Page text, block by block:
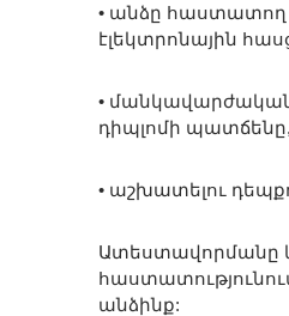
• անձը հաստատող
էլեկտրոնային
•
դիպլոմի պատճենը,
• աշխատելու
Ատեստավորմանը
անձինք: